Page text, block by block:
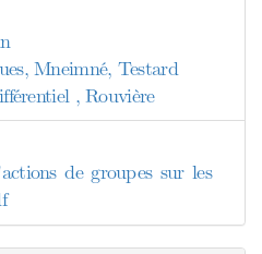
Mneimné, Testard
, Rouvière
de groupes sur les